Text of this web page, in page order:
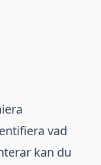
vad
kan du